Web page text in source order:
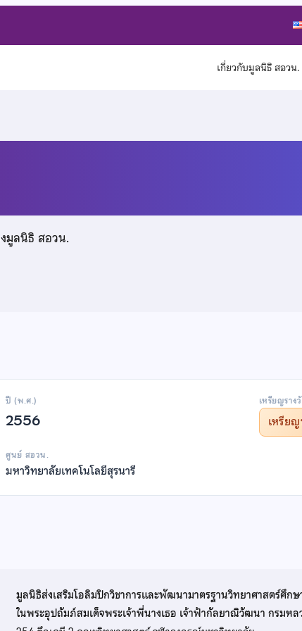
เกี่ยวกับมูลนิธิ สอวน.
มูลนิธิ สอวน.
ปี (พ.ศ.)
2556
เหรียญราง
เหรีย
ศูนย์ สอวน.
มหาวิทยาลัยเทคโนโลยีสุรนารี
มูลนิธิส่งเสริมโอลิมปิกวิชาการและพัฒนามาตรฐานวิทยาศาสตร์ศึกษ
ในพระอุปถัมภ์สมเด็จพระเจ้าพี่นางเธอ เจ้าฟ้ากัลยาณิวัฒนา กรมหล